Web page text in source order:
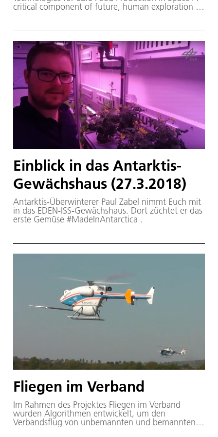
critical component of future, human exploration to
worlds unknown, will be the supply of edible food
cultivating food in closed-loop systems becomes
integral to future missions. The goal of the EDEN
ISS project is to advance controlled environment
agriculture technologies beyond the state-of-the-
art. It focuses on ground demonstration of plant
cultivation technologies and their application in
space. EDEN ISS develops safe food production for
on-board the International Space Station (ISS) and
for future human space exploration vehicles and
planetary outposts.
Einblick in das Antarktis-
Gewächshaus (27.3.2018)
Antarktis-Überwinterer Paul Zabel nimmt Euch mit
in das EDEN-ISS-Gewächshaus. Dort züchtet er das
erste Gemüse #MadeInAntarctica .
Fliegen im Verband
Im Rahmen des Projektes Fliegen im Verband
wurden Algorithmen entwickelt, um den
Verbandsflug von unbemannten und bemannten